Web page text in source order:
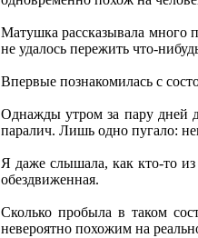
Матушка рассказывала много
не удалось пережить что-
Впервые познакомилась с
Однажды утром за пару дней
паралич. Лишь одно пугало:
Я даже слышала, как кто-то
обездвиженная.
Сколько пробыла в таком
невероятно похожим на